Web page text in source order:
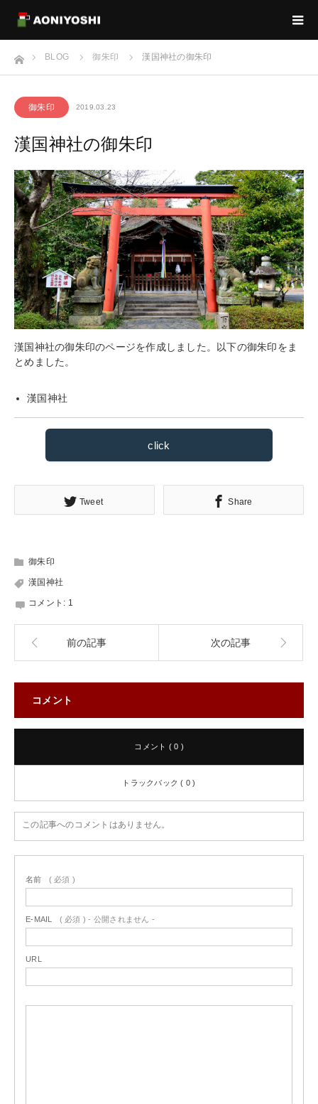
ホームBLOG 御朱印 漢国神社の御朱印
御朱印 2019.03.23
漢国神社の御朱印
漢国神社の御朱印のページを作成しました。以下の御朱印をま
とめました。
漢国神社
click
Tweet Share
御朱印
漢国神社
コメント: 1
前の記事 次の記事
コメント
コメント ( 0 )
トラックバック ( 0 )
この記事へのコメントはありません。
名前 ( 必須 )
E-MAIL ( 必須 ) - 公開されません -
URL